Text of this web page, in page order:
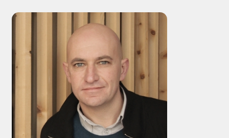
du soyeux », le métal plus pérein pour sa précision, aérer et tendre
les volumes. Une première approche vers le goût…